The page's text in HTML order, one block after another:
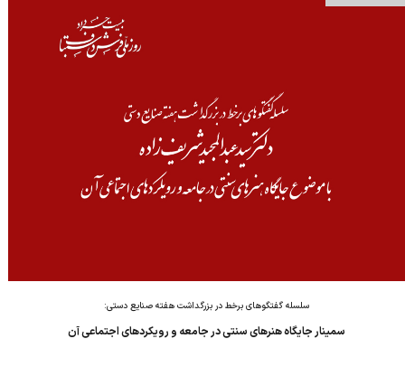
سلسله گفتگوهای برخط در بزرگداشت هفته صنایع دستی:
سمینار جایگاه هنرهای سنتی در جامعه و رویکردهای اجتماعی آن